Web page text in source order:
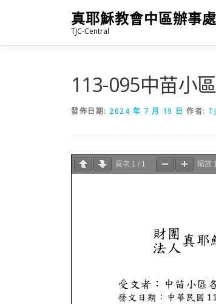
要
真耶穌教會中區辦事處
TJC-Central
113-095中苗小
發佈日期: 2024 年 7 月 19 日 作者:
頁次 1 / 1 縮放